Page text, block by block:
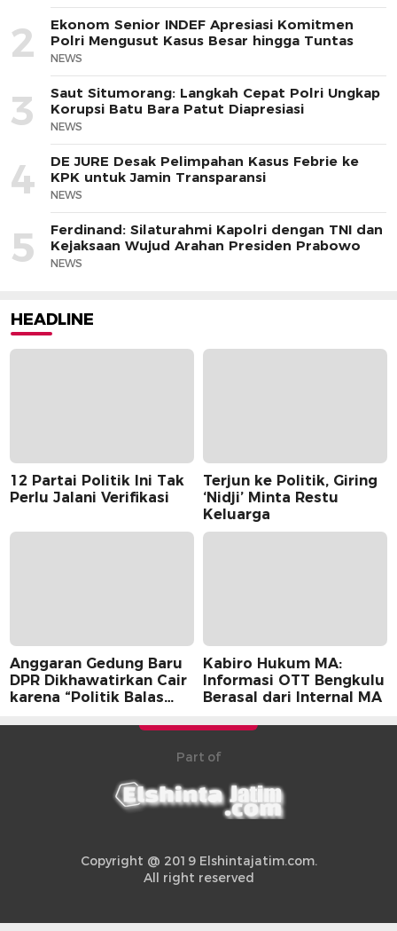
2
Ekonom Senior INDEF Apresiasi Komitmen
Polri Mengusut Kasus Besar hingga Tuntas
NEWS
3
Saut Situmorang: Langkah Cepat Polri Ungkap
Korupsi Batu Bara Patut Diapresiasi
NEWS
4
DE JURE Desak Pelimpahan Kasus Febrie ke
KPK untuk Jamin Transparansi
NEWS
5
Ferdinand: Silaturahmi Kapolri dengan TNI dan
Kejaksaan Wujud Arahan Presiden Prabowo
NEWS
HEADLINE
12 Partai Politik Ini Tak
Perlu Jalani Verifikasi
Terjun ke Politik, Giring
‘Nidji’ Minta Restu
Keluarga
Anggaran Gedung Baru
DPR Dikhawatirkan Cair
karena “Politik Balas
Kabiro Hukum MA:
Informasi OTT Bengkulu
Berasal dari Internal MA
Part of
Copyright @ 2019 Elshintajatim.com.
All right reserved